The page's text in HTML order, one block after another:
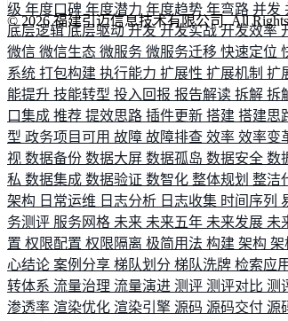
级 年度口碑 年度潜力 年度趋势 年弯路 并发
底层逻辑底层驱动开发开发实战开发效率
微信 微信生态 微服务 微服务迁移 快速定位
系统 打包构建 执行能力 扩展性 扩展机制 扩
能提升 技能转型 投入回报 报告解读 拆解 拆
口集成 推荐 提效思路 插件更新 搭建 搭建思
型 政务项目可用 故障 故障排查 效率 效率变
视 数据备份 数据大屏 数据孤岛 数据安全 数
私 数据集成 数据验证 数智化 整体规划 整洁
架构 日常运维 日志分析 日志收集 时间序列
务测评 服务网格 未来 未来五年 未来发展 未
置 权限配置 权限隔离 极简用法 构建 架构 架
心结论 案例分享 梯队划分 梯队洗牌 检索应用
转体系 流量治理 流量演进 测评 测评对比 测
渗透率 渲染优化 渲染引擎 源码 源码交付 源
©2026福建引迈信息技术有限公司. All Rights